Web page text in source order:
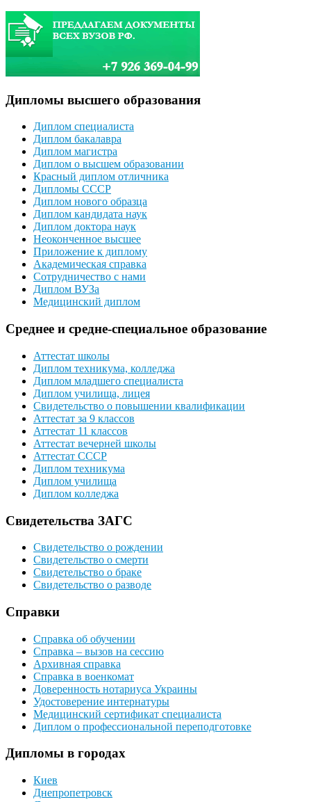
Дипломы высшего образования
Диплом специалиста
Диплом бакалавра
Диплом магистра
Диплом о высшем образовании
Красный диплом отличника
Дипломы СССР
Диплом нового образца
Диплом кандидата наук
Диплом доктора наук
Неоконченное высшее
Приложение к диплому
Академическая справка
Сотрудничество с нами
Диплом ВУЗа
Медицинский диплом
Среднее и средне-специальное образование
Аттестат школы
Диплом техникума, колледжа
Диплом младшего специалиста
Диплом училища, лицея
Свидетельство о повышении квалификации
Аттестат за 9 классов
Аттестат 11 классов
Аттестат вечерней школы
Аттестат СССР
Диплом техникума
Диплом училища
Диплом колледжа
Свидетельства ЗАГС
Свидетельство о рождении
Свидетельство о смерти
Свидетельство о браке
Свидетельство о разводе
Справки
Справка об обучении
Справка – вызов на сессию
Архивная справка
Справка в военкомат
Доверенность нотариуса Украины
Удостоверение интернатуры
Медицинский сертификат специалиста
Диплом о профессиональной переподготовке
Дипломы в городах
Киев
Днепропетровск